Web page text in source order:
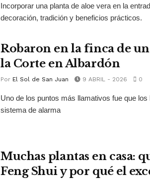
Incorporar una planta de aloe vera en la
decoración, tradición y beneficios prácticos.
Robaron en la finca de
la Corte en Albardón
Por El Sol de San Juan 9 ABRIL - 2026 0
Uno de los puntos más llamativos fue que los
sistema de alarma
Muchas plantas en casa:
Feng Shui y por qué el